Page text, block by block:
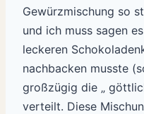
Gewürzmischung so
und ich muss sagen
leckeren
nachbacken musste
großzügig die „
verteilt. Diese